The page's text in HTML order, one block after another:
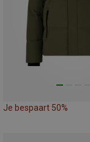
Je bespaart 50%